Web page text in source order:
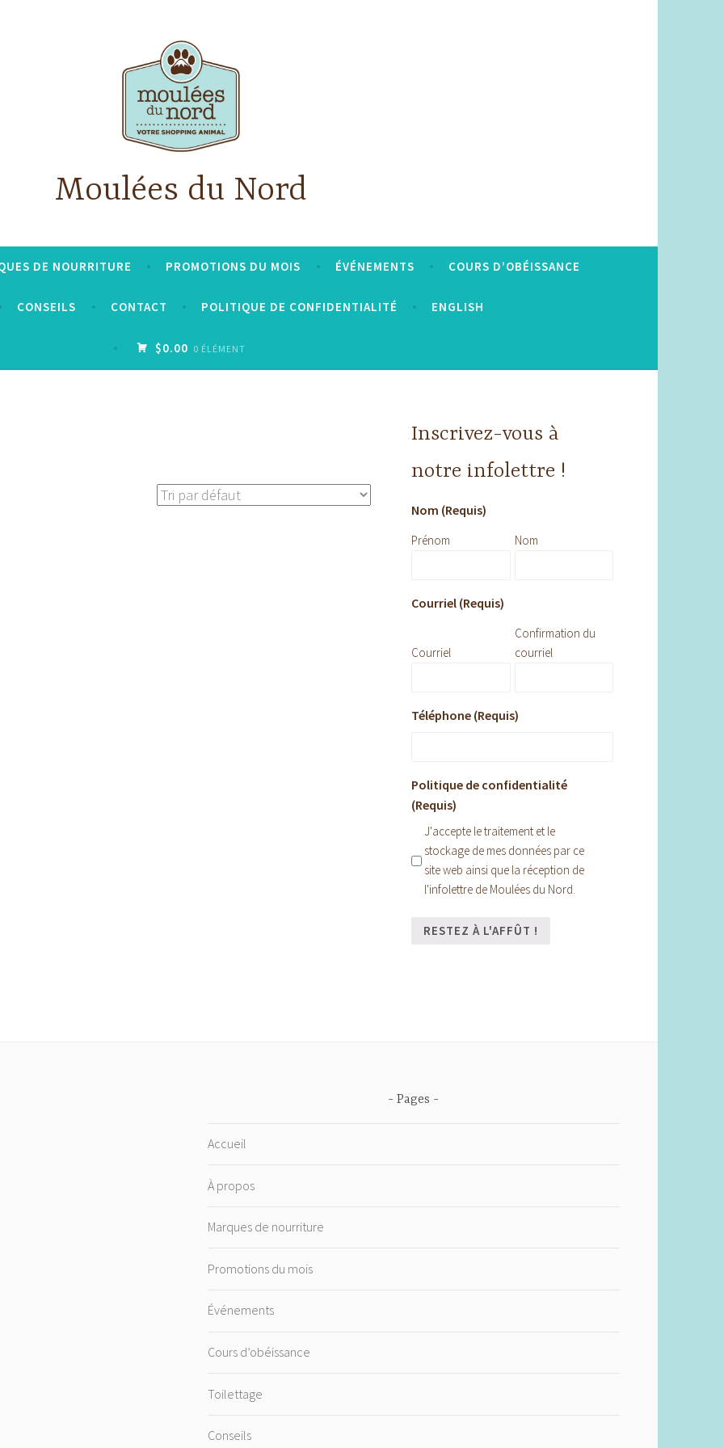
Moulées du Nord
DE NOURRITURE PROMOTIONS DU MOIS ÉVÉNEMENTS COURS D’OBÉISSANCE
CONSEILS CONTACT POLITIQUE DE CONFIDENTIALITÉ ENGLISH
$0.00 0 ÉLÉMENT
Inscrivez-vous à
notre infolettre !
Nom (Requis)
Prénom Nom
Courriel (Requis)
Courriel
Confirmation du
courriel
Téléphone (Requis)
Politique de confidentialité
(Requis)
J'accepte le traitement et le
stockage de mes données par ce
site web ainsi que la réception de
l'infolettre de Moulées du Nord.
Pages
Accueil
À propos
Marques de nourriture
Promotions du mois
Événements
Cours d’obéissance
Toilettage
Conseils